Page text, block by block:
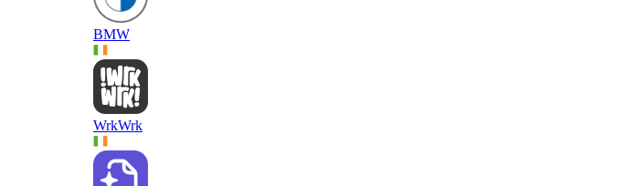
BMW
WrkWrk